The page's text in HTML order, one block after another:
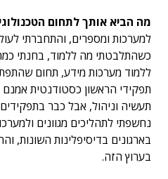
מה הביא אותך לתחום
למערכות ומספרים, והתחברתי
כשהתלבטתי מה ללמוד, בחנתי
ללמוד מערכות מידע, תחום
תפקידי הראשון כסטודנטית
תעשיה וניהול, אבל כבר
נחשפתי לתהליכים מגוונים
בארגונים בדיסיפלינות השונות,
בערוץ הזה.